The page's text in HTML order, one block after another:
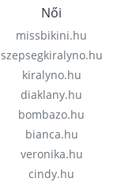
Női
missbikini.hu
szepsegkiralyno.hu
kiralyno.hu
diaklany.hu
bombazo.hu
bianca.hu
veronika.hu
cindy.hu